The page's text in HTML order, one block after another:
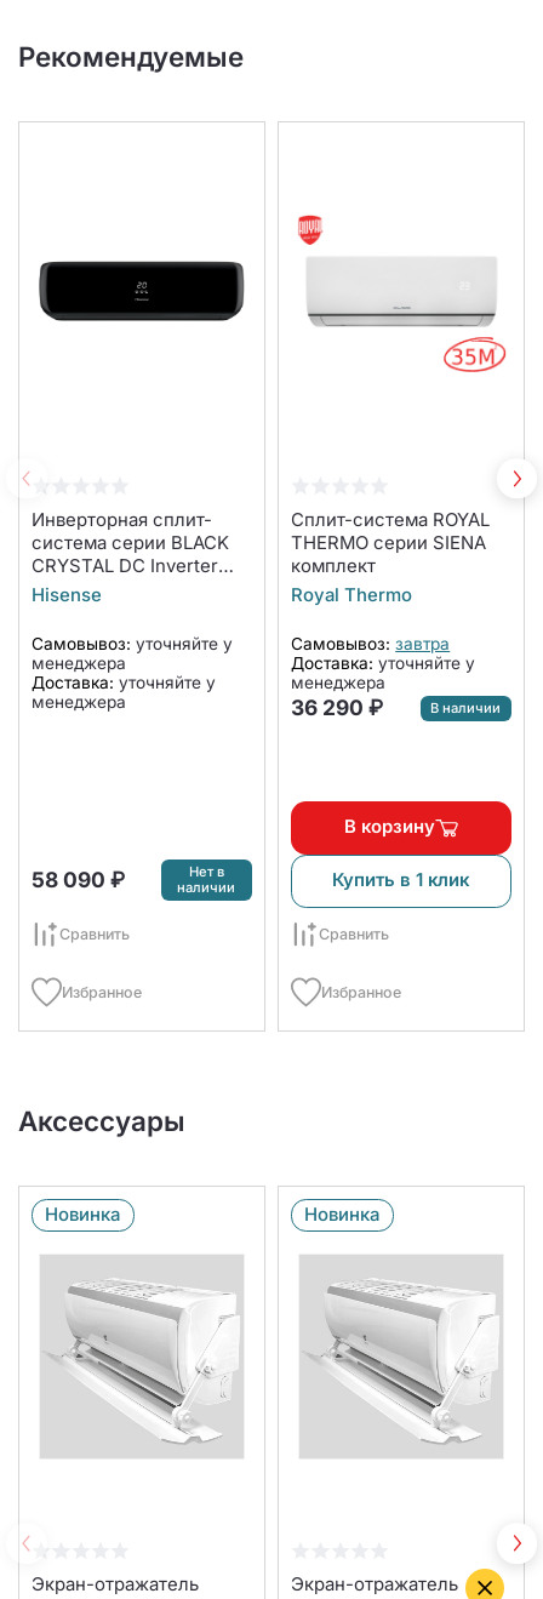
Рекомендуемые
Инверторная сплит-
система серии BLACK
CRYSTAL DC Inverter
AS-13UW4RYDTG03B
Hisense
Самовывоз: уточняйте у
менеджера
Доставка: уточняйте у
менеджера
58 090 ₽
Нет в
наличии
Сравнить
Избранное
Сплит-система ROYAL
THERMO серии SIENA
комплект
Royal Thermo
Самовывоз: завтра
Доставка: уточняйте у
менеджера
36 290 ₽ В наличии
В корзину
Купить в 1 клик
Сравнить
Избранное
Аксессуары
Новинка
Экран-отражатель
Новинка
Экран-отражатель